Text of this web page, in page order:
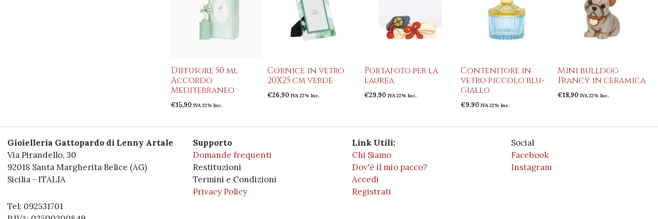
Diffusore 50 ml
Accordo
Mediterraneo
€15,90 IVA 22% Inc.
Cornice in vetro
20X25 cm verde
€26,90 IVA 22% Inc.
Portafoto per la
laurea
€29,90 IVA 22% Inc.
Contenitore in
vetro piccolo blu-
giallo
€9,90 IVA 22% Inc.
Mini bulldog
Francy in ceramica
€18,90 IVA 22% Inc.
Gioielleria Gattopardo di Lenny Artale
Via Pirandello, 30
92018 Santa Margherita Belice (AG)
Sicilia - ITALIA
Tel: 092531701
Supporto
Domande frequenti
Restituzioni
Termini e Condizioni
Privacy Policy
Link Utili:
Chi Siamo
Dov'è il mio pacco?
Accedi
Registrati
Social
Facebook
Instagram